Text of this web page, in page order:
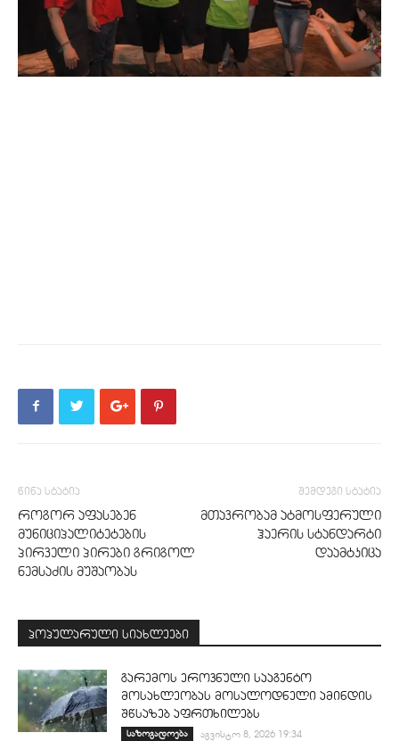
წინა სტატია
როგორ აფასებენ
მუნიციპალიტეტების
პირველი პირები გრიგოლ
ნემსაძის მუშაობას
შემდეგი სტატია
მთავრობამ ატმოსფერული
ჰაერის სტანდარტი
დაამტკიცა
პოპულარული სიახლეები
გარემოს ეროვნული სააგენტო
მოსახლეობას მოსალოდნელი ამინდის
შწსაზებ აფრთხილებს
საზოგადოება აგვისტო 8, 2026 19:34